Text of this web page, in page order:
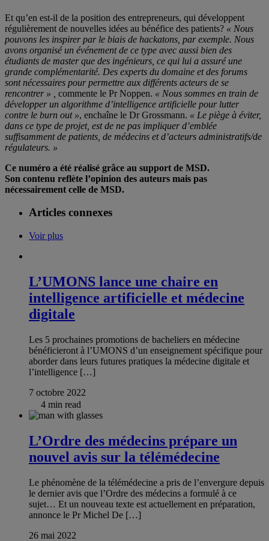
Et qu’en est-il de la position des entrepreneurs, qui développent
régulièrement de nouvelles idées au bénéfice des patients? « Nous
pouvons les inspirer par le biais de hackatons, par exemple. Nous
avons organisé un événement de ce type avec aussi bien des
étudiants de master que des ingénieurs, ce qui lui a assuré une
grande complémentarité. Des experts du domaine et des forums
sont nécessaires pour permettre aux différents acteurs de se
rencontrer » ,
commente le Pr Noppen. « Nous sommes en train de
développer un algorithme d’intelligence artificielle pour lutter
contre le burn out », enchaîne le Dr Grossmann. « Le piège à éviter,
dans ce type de projet, est de ne pas impliquer d’emblée
suffisamment de patients, de médecins et d’acteurs administratifs/de
régulateurs. »
Ce numéro a été réalisé grâce au support de MSD.
Son contenu reflète l’opinion des auteurs mais pas
nécessairement celle de MSD.
Articles connexes
Voir plus
L’UMONS lance une chaire en
intelligence artificielle et médecine
digitale
Les 5 prochaines promotions de bacheliers en médecine
bénéficieront à l’UMONS d’un enseignement spécifique pour
aborder dans leurs futures pratiques la médecine digitale et
l’intelligence […]
7 octobre 2022
4 min read
L’Ordre des médecins prépare un
nouvel avis sur la télémédecine
Le phénomène de la télémédecine a pris de l’envergure depuis
le dernier avis que l’Ordre des médecins a formulé à ce
sujet… Et un nouveau texte est actuellement en préparation,
annonce le Pr Michel De […]
26 mai 2022